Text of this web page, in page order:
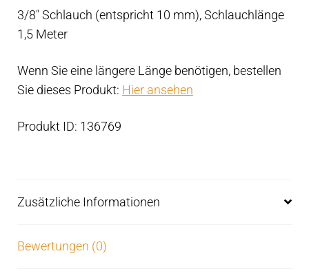
Kit
1
Menge
3/8″ Schlauch (entspricht 10 mm), Schlauchlänge
1,5 Meter
Wenn Sie eine längere Länge benötigen, bestellen
Sie dieses Produkt: Hier ansehen
Produkt ID: 136769
Zusätzliche Informationen
Bewertungen (0)